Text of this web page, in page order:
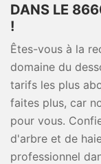
DANS LE
!
Êtes-vous à la
domaine du
tarifs les plus
faites plus, car
pour vous.
d'arbre et de
professionnel